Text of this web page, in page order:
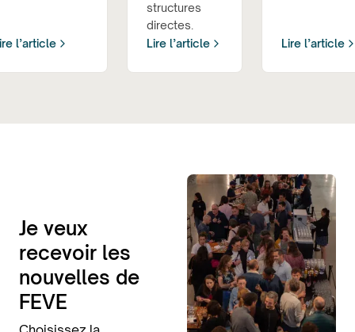
l’article
structures
directes.
Lire l’article
Lire l’article
Je veux
recevoir les
nouvelles de
FEVE